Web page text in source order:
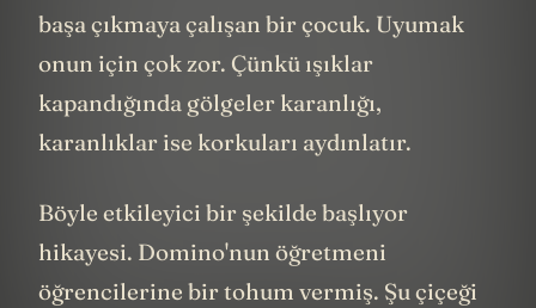
başa çıkmaya çalışan bir çocuk. Uyumak
onun için çok zor. Çünkü ışıklar
kapandığında gölgeler karanlığı,
karanlıklar ise korkuları aydınlatır.
Böyle etkileyici bir şekilde başlıyor
hikayesi. Domino'nun öğretmeni
öğrencilerine bir tohum vermiş. Şu çiçeği